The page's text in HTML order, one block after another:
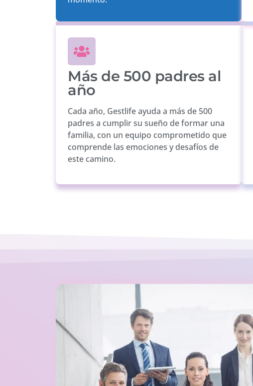
Más de 500 padres al
año
Cada año, Gestlife ayuda a más de 500
padres a cumplir su sueño de formar una
familia, con un equipo comprometido que
comprende las emociones y desafíos de
este camino.